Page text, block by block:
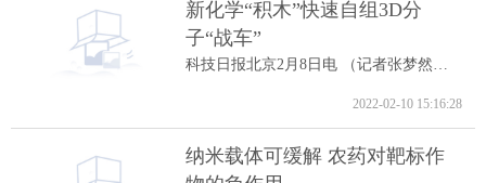
新化学“积木”快速自组3D分
子“战车”
2022-02-10 15:16:28
纳米载体可缓解 农药对靶标作